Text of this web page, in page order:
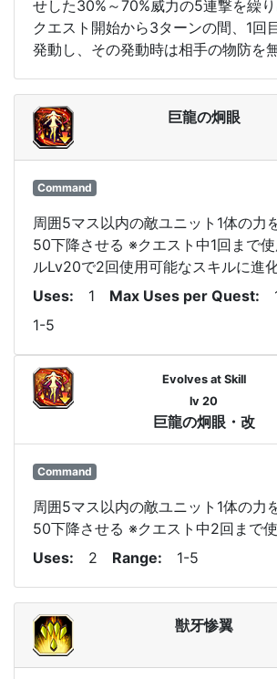
せした30%～70%威力の5連撃を繰り
クエスト開始から3ターンの間、1回
発動し、その発動時は相手の物防を
巨龍の炯眼
Command
周囲5マス以内の敵ユニット1体の力
50下降させる ※クエスト中1回まで
ルLv20で2回使用可能なスキルに進
Uses
1 Max Uses per Quest
1-5
Evolves at Skill
lv 20
巨龍の炯眼・改
Command
周囲5マス以内の敵ユニット1体の力
50下降させる ※クエスト中2回まで
Uses
2 Range 1-5
獣牙惨翼